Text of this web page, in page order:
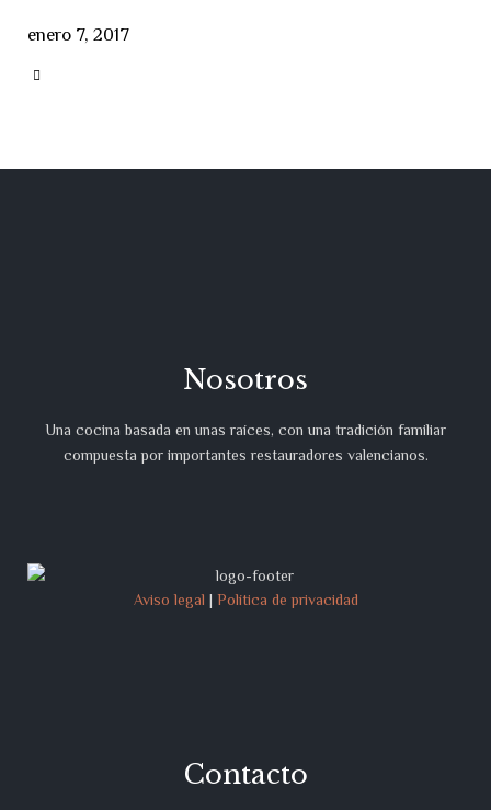
enero 7, 2017

Nosotros
Una cocina basada en unas raíces, con una tradición familiar
compuesta por importantes restauradores valencianos.
Aviso legal | Política de privacidad
Contacto